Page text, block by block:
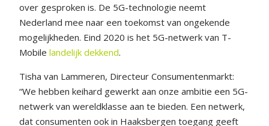
over gesproken is. De 5G-technologie neemt
Nederland mee naar een toekomst van ongekende
mogelijkheden. Eind 2020 is het 5G-netwerk van T-
Mobile landelijk dekkend.
Tisha van Lammeren, Directeur Consumentenmarkt:
“We hebben keihard gewerkt aan onze ambitie een 5G-
netwerk van wereldklasse aan te bieden. Een netwerk,
dat consumenten ook in Haaksbergen toegang geeft